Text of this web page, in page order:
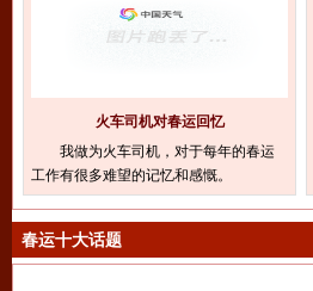
火车司机对春运回忆
我做为火车司机，对于每年的春运
工作有很多难望的记忆和感慨。
春运十大话题